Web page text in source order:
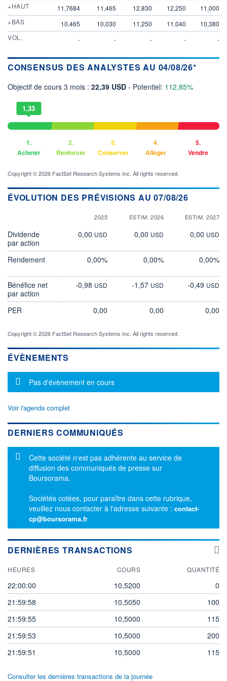
+HAUT
11,7684 11,465 12,830 12,250
11,000
+BAS
10,465 10,030 11,250 11,040
10,380
VOL.
- - - - -
CONSENSUS DES ANALYSTES AU 04/08/26*
Objectif de cours 3 mois : 22,39 USD - Potentiel: 112,85%
1,33
1.
Acheter
2.
Renforcer
3.
Conserver
4.
Alléger
5.
Vendre
Copyright © 2026 FactSet Research Systems Inc. All rights reserved.
ÉVOLUTION DES PRÉVISIONS AU 07/08/26
2025 ESTIM. 2026 ESTIM. 2027
Dividende
par action
0,00 USD 0,00 USD 0,00 USD
Rendement 0,00% 0,00% 0,00%
Bénéfice net
par action
-0,98 USD -1,57 USD -0,49 USD
PER 0,00 0,00 0,00
Copyright © 2026 FactSet Research Systems Inc. All rights reserved.
ÉVÈNEMENTS
Message d'information
Pas d'évènement en cours
Voir l'agenda complet
DERNIERS COMMUNIQUÉS
Message d'information
Cette société n'est pas adhérente au service de
diffusion des communiqués de presse sur
Boursorama.
Sociétés cotées, pour paraître dans cette rubrique,
veuillez nous contacter à l'adresse suivante : contact-
cp@boursorama.fr
DERNIÈRES TRANSACTIONS
HEURES COURS QUANTITÉ
22:00:00 10,5200
0
21:59:58
10,5050
100
21:59:55
10,5000
115
21:59:53
10,5000
200
21:59:51
10,5000 115
Consulter les dernières transactions de la journée